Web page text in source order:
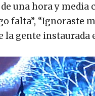
una hora y media
falta”,
gente instaurada